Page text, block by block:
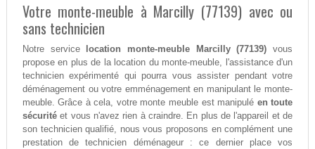
Votre monte-meuble à Marcilly (77139) avec ou
sans technicien
Notre service location monte-meuble Marcilly (77139) vous
propose en plus de la location du monte-meuble, l'assistance d'un
technicien expérimenté qui pourra vous assister pendant votre
déménagement ou votre emménagement en manipulant le monte-
meuble. Grâce à cela, votre monte meuble est manipulé en toute
sécuritéet vous n'avez rien à craindre. En plus de l'appareil et de
son technicien qualifié, nous vous proposons en complément une
prestation de technicien déménageur : ce dernier place vos